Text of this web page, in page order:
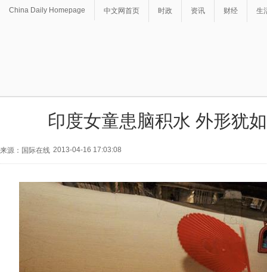
China Daily Homepage 中文网首页 时政 资讯 财经 生
印度女童患脑积水 外形犹
来源：国际在线 2013-04-16 17:03:08